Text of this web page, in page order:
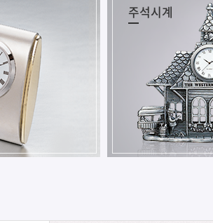
주석시계